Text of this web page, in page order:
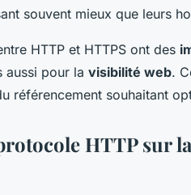
souvent mieux que leurs
HTTP et HTTPS ont des
aussi pour la visibilité web.
référencement souhaitant
HTTP sur